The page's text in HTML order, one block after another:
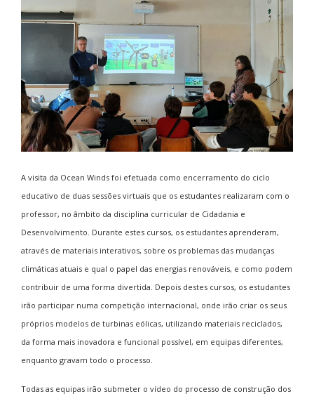
A visita da Ocean Winds foi efetuada como encerramento do ciclo
educativo de duas sessões virtuais que os estudantes realizaram com o
professor, no âmbito da disciplina curricular de Cidadania e
Desenvolvimento. Durante estes cursos, os estudantes aprenderam,
através de materiais interativos, sobre os problemas das mudanças
climáticas atuais e qual o papel das energias renováveis, e como podem
contribuir de uma forma divertida. Depois destes cursos, os estudantes
irão participar numa competição internacional, onde irão criar os seus
próprios modelos de turbinas eólicas, utilizando materiais reciclados,
da forma mais inovadora e funcional possível, em equipas diferentes,
enquanto gravam todo o processo.
Todas as equipas irão submeter o vídeo do processo de construção dos